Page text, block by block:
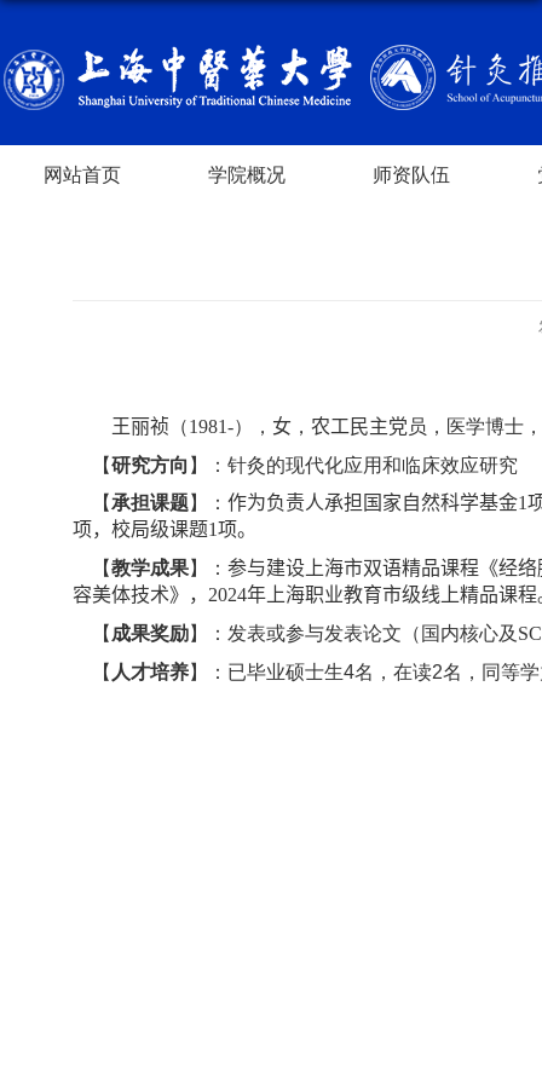
网站首页 学院概况 师资队伍
王丽祯 （1981-）， 女 ，农工民主党 员，医学博士
【研究方向 】：针灸的现代化应用和临床效应研究
【承担课题】： 作为负责人承担国家自然科学基金1
项，校局级课题1项。
【教学成果】： 参与建设上海市双语精品课程《经
容美体技术》， 2024年上海职业教育市级线上精品课程
【 成果奖励】： 发表或参与发表论文（国内核心及
【 人才培养】： 已毕业硕士生4名 ， 在读2名，同等